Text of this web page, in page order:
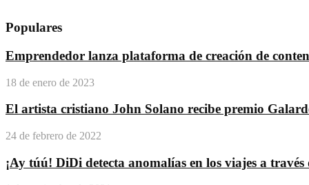
Populares
Emprendedor lanza plataforma de creación de
18 de enero de 2023
El artista cristiano John Solano recibe premio
24 de febrero de 2022
¡Ay túú! DiDi detecta anomalías en los viajes a través